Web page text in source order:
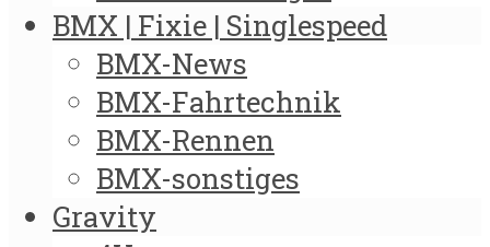
BMX | Fixie | Singlespeed
BMX-News
BMX-Fahrtechnik
BMX-Rennen
BMX-sonstiges
Gravity